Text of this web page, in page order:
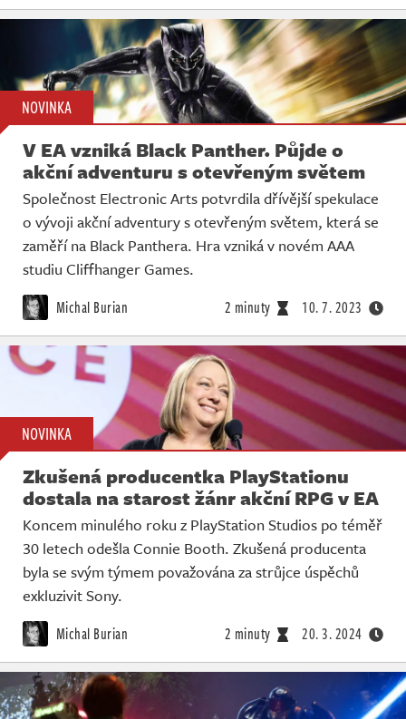
NOVINKA
V EA vzniká Black Panther. Půjde o
akční adventuru s otevřeným světem
Společnost Electronic Arts potvrdila dřívější spekulace
o vývoji akční adventury s otevřeným světem, která se
zaměří na Black Panthera. Hra vzniká v novém AAA
studiu Cliffhanger Games.
Michal Burian 2 minuty 10. 7. 2023
NOVINKA
Zkušená producentka PlayStationu
dostala na starost žánr akční RPG v EA
Koncem minulého roku z PlayStation Studios po téměř
30 letech odešla Connie Booth. Zkušená producenta
byla se svým týmem považována za strůjce úspěchů
exkluzivit Sony.
Michal Burian 2 minuty 20. 3. 2024